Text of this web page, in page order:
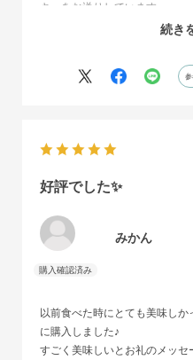
キーをお送りしています。
とても喜んでいただいている
続き
参
好評でした✨
みかん
以前食べた時にとても美味し
に購入しました♪
すごく美味しいとお礼のメッセ